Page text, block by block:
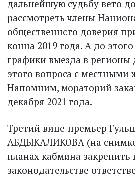
дальнейшую судьбу вето
рассмотреть члены
общественного доверия
конца 2019 года. А до
графики выезда в регионы
этого вопроса с местными
Напомним, мораторий
декабря 2021 года.
Третий вице-премьер
АБДЫКАЛИКОВА (на
планах кабмина закрепить
законодательстве